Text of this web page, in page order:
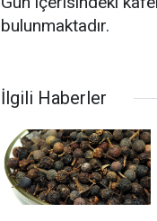
bulunmaktadır.
İlgili Haberler